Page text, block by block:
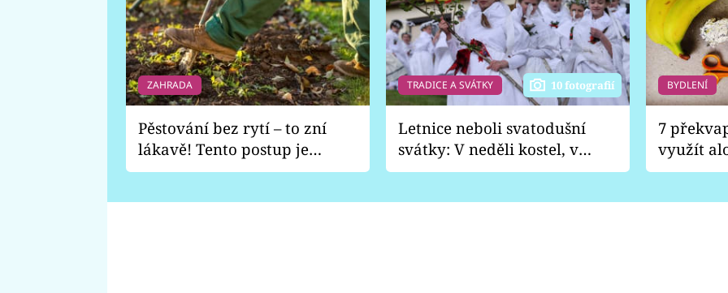
ZAHRADA
Pěstování bez rytí – to zní
lákavě! Tento postup je
vhodný jen pro některé
TRADICE A SVÁTKY 10 fotografií
Letnice neboli svatodušní
svátky: V neděli kostel, v
pondělí zábava
BYDLENÍ
7
využít